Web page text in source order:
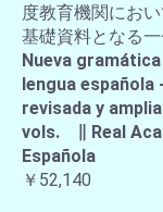
度教育機関にお
基礎資料となる一
Nueva
lengua española
revisada y
vols. ∥ Real
Española
￥52,140